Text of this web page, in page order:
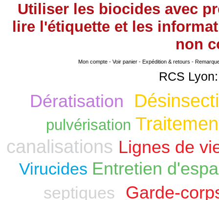
Utiliser les biocides avec
lire l'étiquette et les
non
Mon compte- Voir panier- Expédition & retours -
RCS
Dératisation
pulvérisation
canalisations Lignes de
Virucides Entretien
septiques Garde-